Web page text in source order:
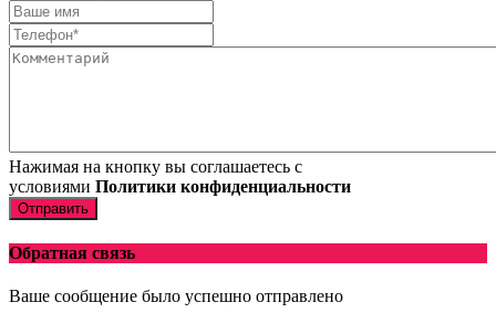
Нажимая на кнопку вы соглашаетесь с
условиями Политики конфиденциальности
Отправить
Обратная связь
Ваше сообщение было успешно отправлено